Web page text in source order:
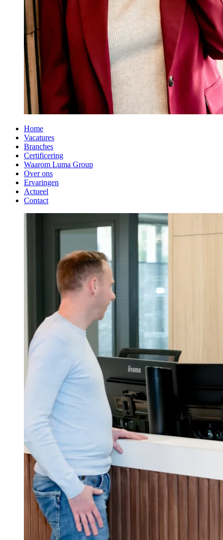
Home
Vacatures
Branches
Certificering
Waarom Luma Group
Over ons
Ervaringen
Actueel
Contact